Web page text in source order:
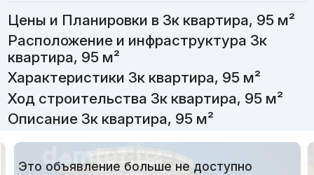
Цены и Планировки в 3к квартира, 95 м²
Расположение и инфраструктура 3к
квартира, 95 м²
Характеристики 3к квартира, 95 м²
Ход строительства 3к квартира, 95 м²
Описание 3к квартира, 95 м²
Это объявление больше не доступно